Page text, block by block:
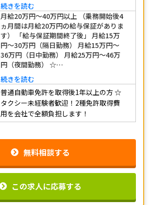
続きを読む
月給20万円～40万円以上 （乗務開始後4
ヵ月間は月給20万円の給与保証がありま
す） 「給与保証期間終了後」 月給15万
円～30万円（隔日勤務） 月給15万円～
36万円（日中勤務） 月給25万円～46万
円（夜間勤務） ☆…
続きを読む
普通自動車免許を取得後1年以上の方☆
タクシー未経験者歓迎！2種免許取得費
用を会社で全額負担します！
無料相談する
この求人に応募する